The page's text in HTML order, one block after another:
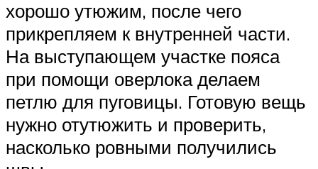
хорошо утюжим, после чего
прикрепляем к внутренней части.
На выступающем участке пояса
при помощи оверлока делаем
петлю для пуговицы. Готовую вещь
нужно отутюжить и проверить,
насколько ровными получились